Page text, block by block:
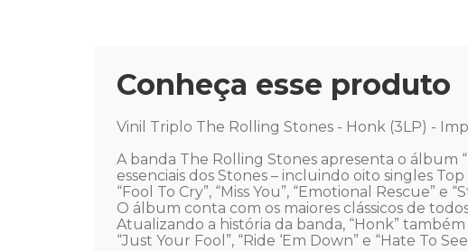
Conheça esse produto
Vinil Triplo The Rolling Stones - Honk (3LP) -
A banda The Rolling Stones apresenta o álbum
essenciais dos Stones – incluindo oito singles
“Fool To Cry”, “Miss You”, “Emotional Rescue” e
O álbum conta com os maiores clássicos de
Atualizando a história da banda, “Honk”
“Just Your Fool”, “Ride ‘Em Down” e “Hate To